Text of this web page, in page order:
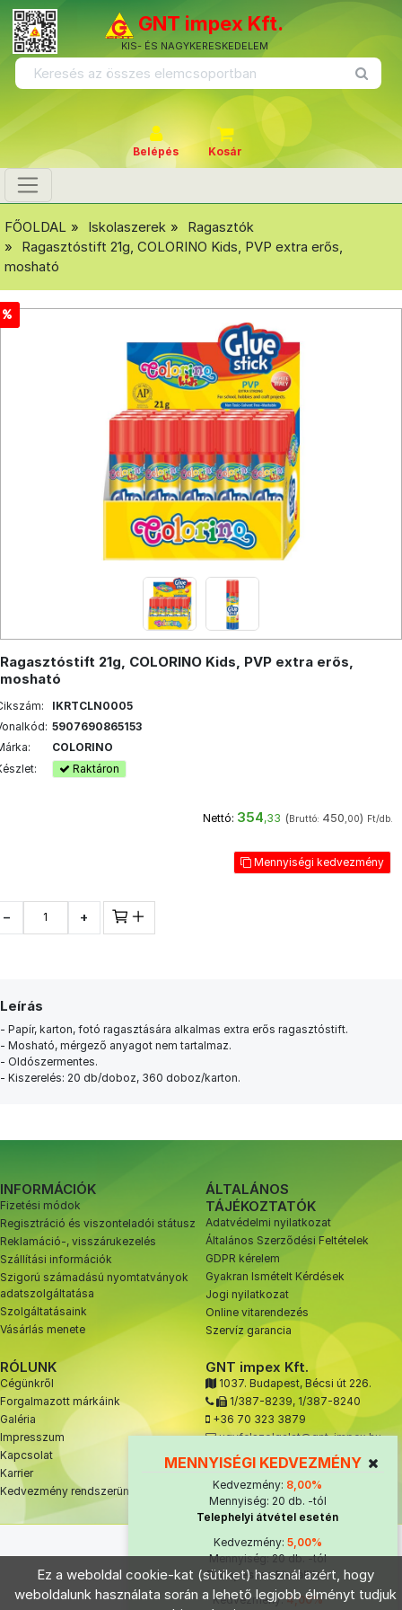
MENNYISÉGI KEDVEZMÉNY
Kedvezmény: 8,00%
Mennyiség: 20 db. -tól
Telephelyi átvétel esetén
Kedvezmény: 5,00%
Mennyiség: 20 db. -tól
Budapesten kiszállítva
Kedvezmény:4,00%
GNT impex Kft.
KIS- ÉS NAGYKERESKEDELEM
Belépés Kosár
FŐOLDAL Iskolaszerek
Ragasztók
Ragasztóstift 21g, COLORINO Kids, PVP extra erős,
mosható
Ragasztóstift 21g, COLORINO Kids, PVP extra erős,
mosható
IKRTCLN0005
5907690865153
COLORINO
Raktáron
Nettó: 354,33 (Bruttó: 450,00) Ft/db.
Mennyiségi kedvezmény
− +
Leírás
- Papír, karton, fotó ragasztására alkalmas extra erős ragasztóstift.
- Mosható, mérgező anyagot nem tartalmaz.
- Oldószermentes.
- Kiszerelés: 20 db/doboz, 360 doboz/karton.
INFORMÁCIÓK
Fizetési módok
Regisztráció és viszonteladói státusz
Reklamáció-, visszárukezelés
Szállítási információk
Szigorú számadású nyomtatványok
adatszolgáltatása
Szolgáltatásaink
Vásárlás menete
ÁLTALÁNOS
TÁJÉKOZTATÓK
Adatvédelmi nyilatkozat
Általános Szerződési Feltételek
GDPR kérelem
Gyakran Ismételt Kérdések
Jogi nyilatkozat
Online vitarendezés
Szervíz garancia
RÓLUNK
Cégünkről
Forgalmazott márkáink
Galéria
Impresszum
Kapcsolat
Karrier
Kedvezmény rendszerünk
GNT impex Kft.
1037. Budapest, Bécsi út 226.
1/387-8239, 1/387-8240
+36 70 323 3879
ugyfelszolgalat@gnt-impex.hu
© 2021 GNT impex Kft.
Ez a weboldal cookie-kat (sütiket) használ azért, hogy
weboldalunk használata során a lehető legjobb élményt tudjuk